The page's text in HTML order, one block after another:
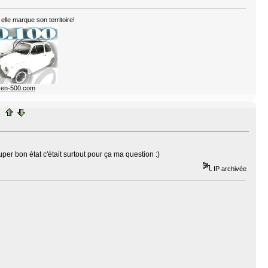
marque son territoire!
500.com
bon état c'était surtout pour ça ma question :)
IP archivée